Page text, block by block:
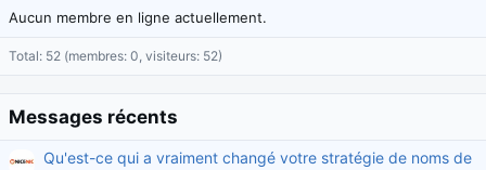
Aucun membre en ligne actuellement.
Total: 52 (membres: 0, visiteurs: 52)
Messages récents
Qu'est-ce qui a vraiment changé votre stratégie de noms de